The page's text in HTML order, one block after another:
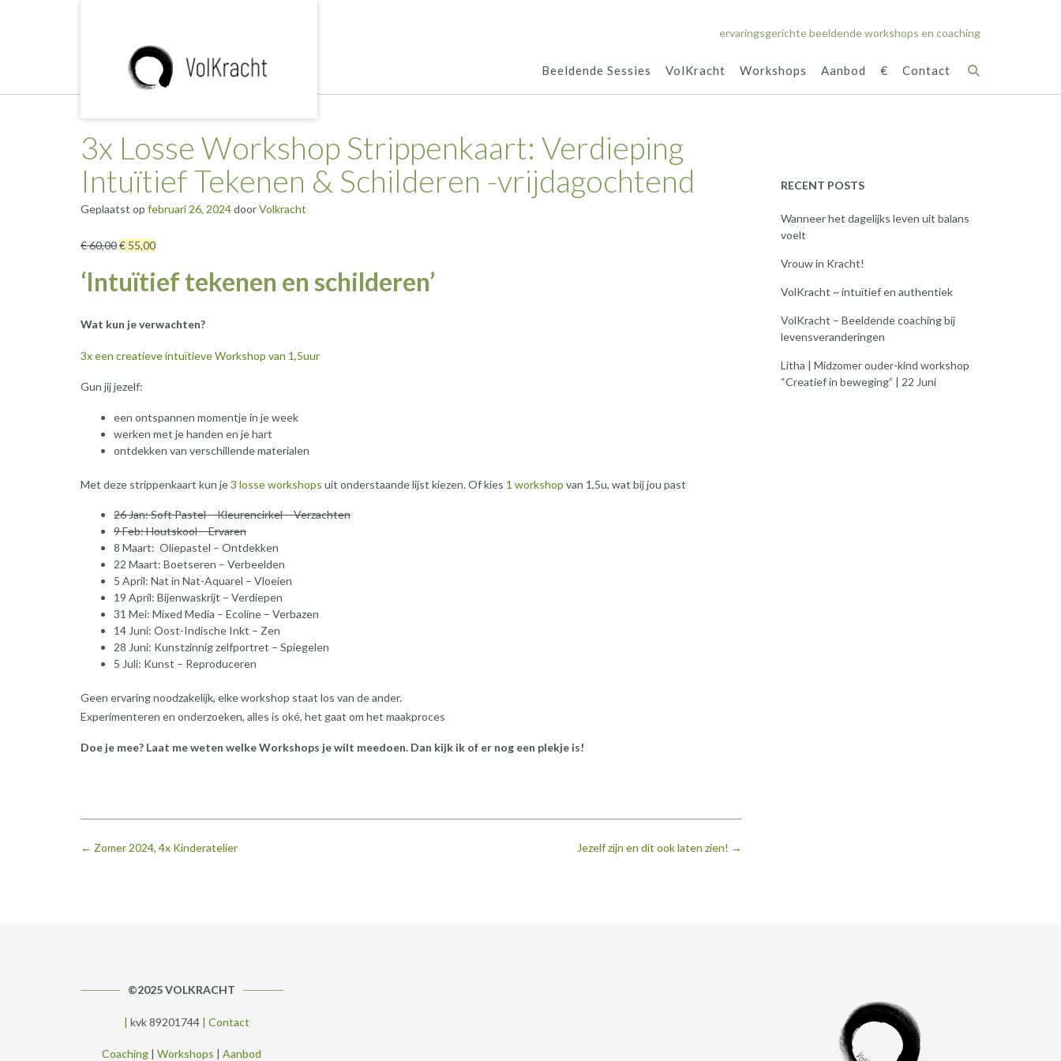
ervaringsgerichte beeldende workshops en coaching
Beeldende Sessies VolKracht Workshops Aanbod € Contact
3x Losse Workshop Strippenkaart: Verdieping
Intuïtief Tekenen & Schilderen -vrijdagochtend
Geplaatst op februari 26, 2024doorVolkracht
€ 60,00€ 55,00
‘Intuïtief tekenen en schilderen’
Wat kun je verwachten?
3x een creatieve intuïtieve Workshop van 1,5uur
Gun jij jezelf:
een ontspannen momentje in je week
werken met je handen en je hart
ontdekken van verschillende materialen
Met deze strippenkaart kun je3 losse workshops uit onderstaande lijst kiezen. Of kies 1 workshop van 1,5u, wat bij jou past
26 Jan: Soft Pastel – Kleurencirkel – Verzachten
9 Feb: Houtskool – Ervaren
8 Maart: Oliepastel – Ontdekken
22 Maart: Boetseren – Verbeelden
5 April: Nat in Nat-Aquarel – Vloeien
19 April: Bijenwaskrijt – Verdiepen
31 Mei: Mixed Media – Ecoline – Verbazen
14 Juni: Oost-Indische Inkt – Zen
28 Juni: Kunstzinnig zelfportret – Spiegelen
5 Juli: Kunst – Reproduceren
Geen ervaring noodzakelijk, elke workshop staat los van de ander.
Experimenteren en onderzoeken, alles is oké, het gaat om het maakproces
Doe je mee? Laat me weten welke Workshops je wilt meedoen. Dan kijk ik of er nog een plekje is!
Bericht
Jezelf zijn en dit ook laten zien! →
← Zomer 2024, 4x Kinderatelier
RECENT POSTS
Wanneer het dagelijks leven uit balans
voelt
Vrouw in Kracht!
VolKracht ~ intuïtief en authentiek
VolKracht – Beeldende coaching bij
levensveranderingen
Litha | Midzomer ouder-kind workshop
“Creatief in beweging” | 22 Juni
©2025 VOLKRACHT
| kvk 89201744 | Contact
Coaching |Workshops |Aanbod